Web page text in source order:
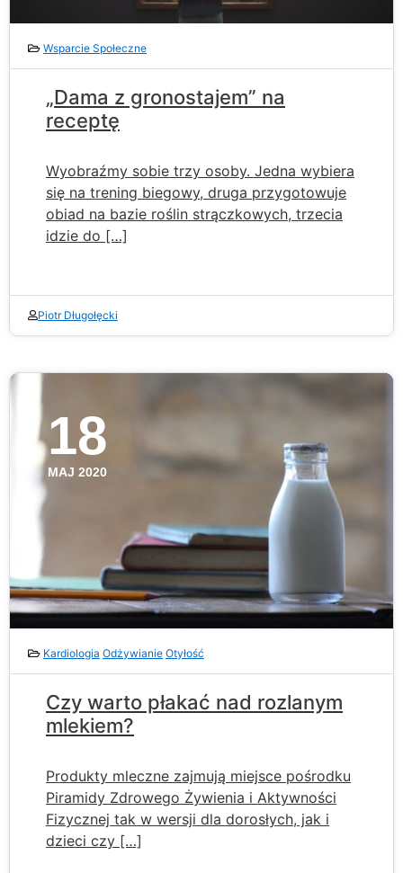
Wsparcie Społeczne
„Dama z gronostajem” na
receptę
Wyobraźmy sobie trzy osoby. Jedna wybiera
się na trening biegowy, druga przygotowuje
obiad na bazie roślin strączkowych, trzecia
idzie do […]
Piotr Długołęcki
18
MAJ 2020
Kardiologia Odżywianie Otyłość
Czy warto płakać nad rozlanym
mlekiem?
Produkty mleczne zajmują miejsce pośrodku
Piramidy Zdrowego Żywienia i Aktywności
Fizycznej tak w wersji dla dorosłych, jak i
dzieci czy […]